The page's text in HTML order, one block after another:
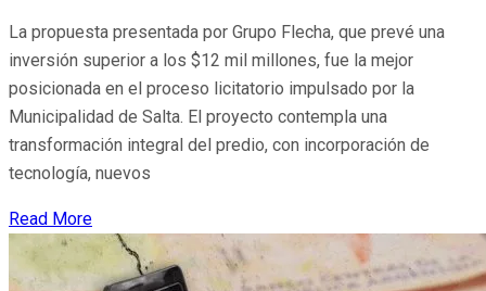
La propuesta presentada por Grupo Flecha, que prevé una
inversión superior a los $12 mil millones, fue la mejor
posicionada en el proceso licitatorio impulsado por la
Municipalidad de Salta. El proyecto contempla una
transformación integral del predio, con incorporación de
tecnología, nuevos
Read More